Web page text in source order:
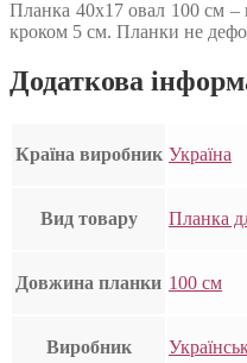
Планка 40х17 овал 100 см –
кроком 5 см. Планки не
Додаткова
Країна виробник Україна
Вид товару Планка
Довжина планки 100 см
Виробник